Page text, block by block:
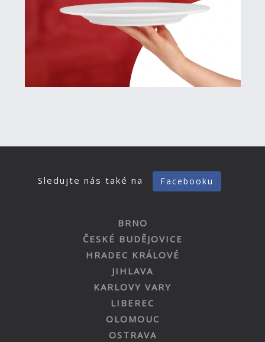
Sledujte nás také na Facebooku
BRNO
ČESKÉ BUDĚJOVICE
HRADEC KRÁLOVÉ
JIHLAVA
KARLOVY VARY
LIBEREC
OLOMOUC
OSTRAVA